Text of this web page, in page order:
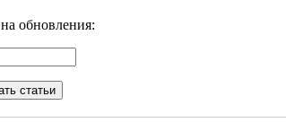
обновления: